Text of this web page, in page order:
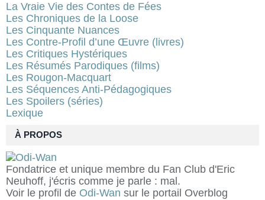
À PROPOS
Fondatrice et unique membre du Fan Club d'Eric
Neuhoff, j'écris comme je parle : mal.
Voir le profil de Odi-Wan sur le portail Overblog
La Vraie Vie des Contes de Fées
Les Chroniques de la Loose
Les Cinquante Nuances
Les Contre-Profil d’une Œuvre (livres)
Les Critiques Hystériques
Les Résumés Parodiques (films)
Les Rougon-Macquart
Les Séquences Anti-Pédagogiques
Les Spoilers (séries)
Lexique